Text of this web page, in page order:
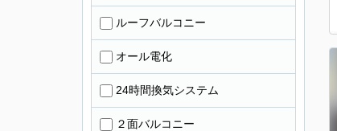
ルーフバルコニー
オール電化
24時間換気システム
２面バルコニー